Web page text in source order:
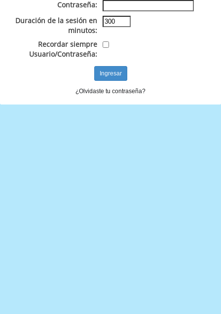
Contraseña:
Duración de la sesión en
minutos:
Recordar siempre
Usuario/Contraseña:
¿Olvidaste tu contraseña?